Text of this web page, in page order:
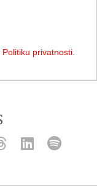
Politiku privatnosti.